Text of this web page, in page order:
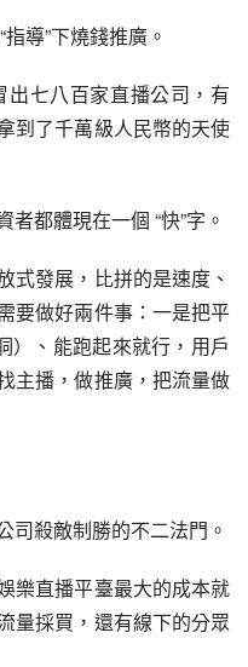
導”下燒錢推廣。
七八百家直播公司，有
到了千萬級人民幣的天使
都體現在一個 “快”字。
式發展，比拼的是速度、
要做好兩件事：一是把平
）、能跑起來就行，用戶
主播，做推廣，把流量做
司殺敵制勝的不二法門。
樂直播平臺最大的成本就
量採買，還有線下的分眾